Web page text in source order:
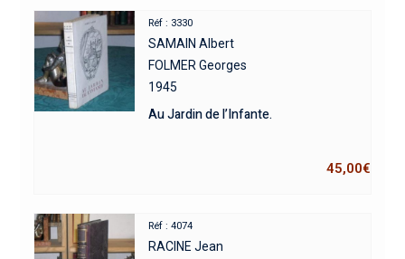
Réf : 3330
SAMAIN Albert
FOLMER Georges
1945
Au Jardin de l’Infante.
45,00€
Réf : 4074
RACINE Jean